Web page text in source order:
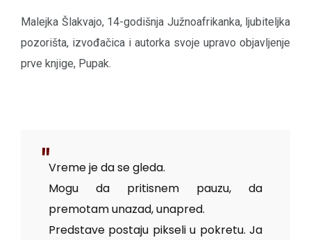
Malejka Šlakvajo, 14-godišnja Južnoafrikanka, ljubiteljka
pozorišta, izvođačica i autorka svoje upravo objavljenje
prve knjige, Pupak.
Vreme je da se gleda.
Mogu da pritisnem pauzu, da
premotam unazad, unapred.
Predstave postaju pikseli u pokretu. Ja